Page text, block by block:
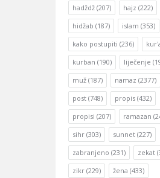
hadždž (207) hajz (222)
hidžab (187) islam (353)
kako postupiti (236)
kurban (190) liječenje
muž (187) namaz (2377)
post (748) propis (432)
propisi (207) ramazan
sihr (303) sunnet (227)
zabranjeno (231) zekat
zikr (229) žena (433)